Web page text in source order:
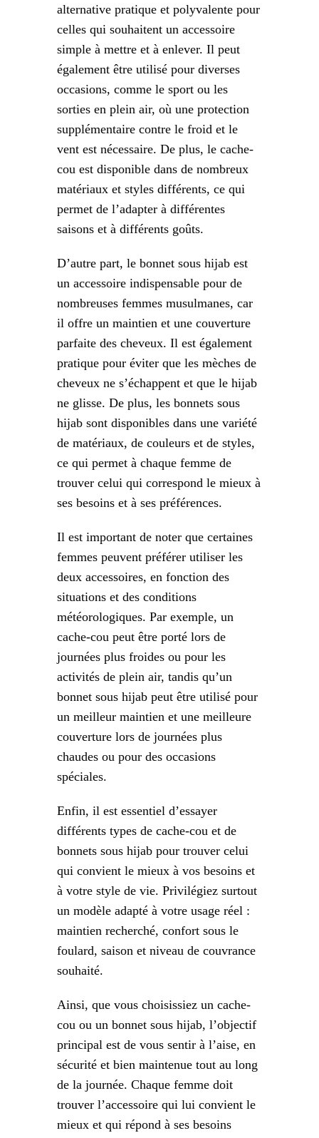
alternative pratique et polyvalente pour
celles qui souhaitent un accessoire
simple à mettre et à enlever. Il peut
également être utilisé pour diverses
occasions, comme le sport ou les
sorties en plein air, où une protection
supplémentaire contre le froid et le
vent est nécessaire. De plus, le cache-
cou est disponible dans de nombreux
matériaux et styles différents, ce qui
permet de l’adapter à différentes
saisons et à différents goûts.
D’autre part, le bonnet sous hijab est
un accessoire indispensable pour de
nombreuses femmes musulmanes, car
il offre un maintien et une couverture
parfaite des cheveux. Il est également
pratique pour éviter que les mèches de
cheveux ne s’échappent et que le hijab
ne glisse. De plus, les bonnets sous
hijab sont disponibles dans une variété
de matériaux, de couleurs et de styles,
ce qui permet à chaque femme de
trouver celui qui correspond le mieux à
ses besoins et à ses préférences.
Il est important de noter que certaines
femmes peuvent préférer utiliser les
deux accessoires, en fonction des
situations et des conditions
météorologiques. Par exemple, un
cache-cou peut être porté lors de
journées plus froides ou pour les
activités de plein air, tandis qu’un
bonnet sous hijab peut être utilisé pour
un meilleur maintien et une meilleure
couverture lors de journées plus
chaudes ou pour des occasions
spéciales.
Enfin, il est essentiel d’essayer
différents types de cache-cou et de
bonnets sous hijab pour trouver celui
qui convient le mieux à vos besoins et
à votre style de vie. Privilégiez surtout
un modèle adapté à votre usage réel :
maintien recherché, confort sous le
foulard, saison et niveau de couvrance
souhaité.
Ainsi, que vous choisissiez un cache-
cou ou un bonnet sous hijab, l’objectif
principal est de vous sentir à l’aise, en
sécurité et bien maintenue tout au long
de la journée. Chaque femme doit
trouver l’accessoire qui lui convient le
mieux et qui répond à ses besoins